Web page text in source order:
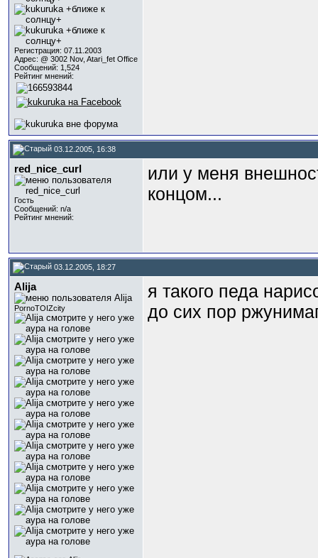
Регистрация: 07.11.2003
Адрес: @ 3002 Nov, Atari_fet Office
Сообщений: 1,524
Рейтинг мнений:
03.12.2005, 16:38
red_nice_curl
Гость
Сообщений: n/a
Рейтинг мнений:
или у меня
концом...
03.12.2005, 18:27
Alija
PornoTOIZcity
я такого педа
до сих пор